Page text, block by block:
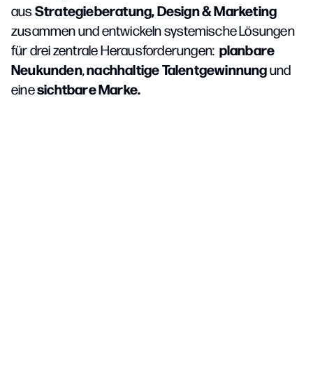
ausStrategieberatung, Design & Marketing
zusammen und entwickeln systemische Lösungen
für drei zentrale Herausforderungen: planbare
Neukunden,nachhaltige Talentgewinnungund
einesichtbare Marke.